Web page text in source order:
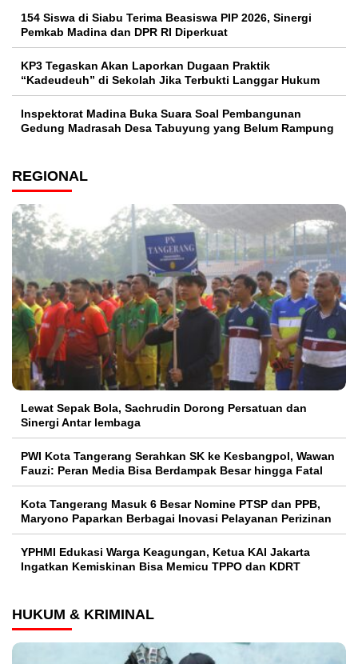
154 Siswa di Siabu Terima Beasiswa PIP 2026, Sinergi
Pemkab Madina dan DPR RI Diperkuat
KP3 Tegaskan Akan Laporkan Dugaan Praktik
“Kadeudeuh” di Sekolah Jika Terbukti Langgar Hukum
Inspektorat Madina Buka Suara Soal Pembangunan
Gedung Madrasah Desa Tabuyung yang Belum Rampung
REGIONAL
Lewat Sepak Bola, Sachrudin Dorong Persatuan dan
Sinergi Antar lembaga
PWI Kota Tangerang Serahkan SK ke Kesbangpol, Wawan
Fauzi: Peran Media Bisa Berdampak Besar hingga Fatal
Kota Tangerang Masuk 6 Besar Nomine PTSP dan PPB,
Maryono Paparkan Berbagai Inovasi Pelayanan Perizinan
YPHMI Edukasi Warga Keagungan, Ketua KAI Jakarta
Ingatkan Kemiskinan Bisa Memicu TPPO dan KDRT
HUKUM & KRIMINAL